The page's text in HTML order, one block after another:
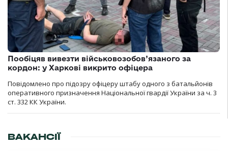
Пообіцяв вивезти військовозобов’язаного за
кордон: у Харкові викрито офіцера
Повідомлено про підозру офіцеру штабу одного з батальйонів
оперативного призначення Національної гвардії України за ч. 3
ст. 332 КК України.
ВАКАНСІЇ